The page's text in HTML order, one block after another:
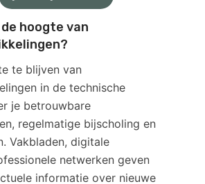
hoogte van
te blijven van
in de technische
je betrouwbare
regelmatige bijscholing en
Vakbladen, digitale
netwerken geven
informatie over nieuwe